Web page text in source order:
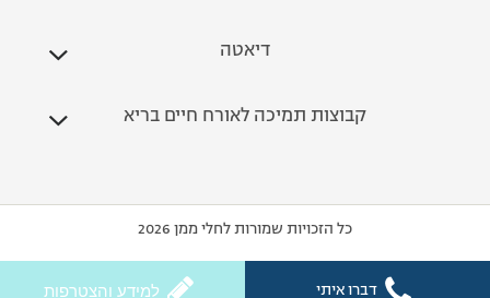
דיאטה
קבוצות תמיכה לאורח חיים בריא
כל הזכויות שמורות לחלי ממן 2026
דברו איתי למידע והצטרפות